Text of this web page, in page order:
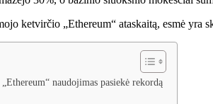
ketvirčio „Ethereum“ ataskaitą, esmė yra
naudojimas pasiekė rekordą